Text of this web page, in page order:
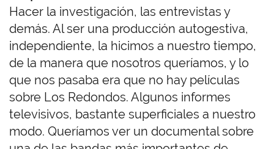
Hacer la investigación, las entrevistas y
demás. Al ser una producción autogestiva,
independiente, la hicimos a nuestro tiempo,
de la manera que nosotros queríamos, y lo
que nos pasaba era que no hay películas
sobre Los Redondos. Algunos informes
televisivos, bastante superficiales a nuestro
modo. Queríamos ver un documental sobre